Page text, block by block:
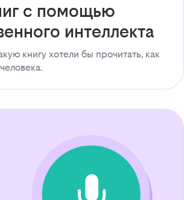
с помощью
интеллекта
книгу хотели бы прочитать, как